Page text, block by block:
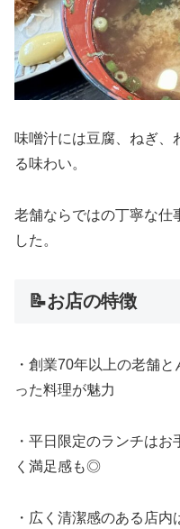
味噌汁には豆腐、ねぎ、
る味わい。
老舗ならではの丁寧な仕
した。
📝お店の特徴
・創業70年以上の老舗
った料理が魅力
・平日限定のランチは
く満足感も◎
・広く清潔感のある店